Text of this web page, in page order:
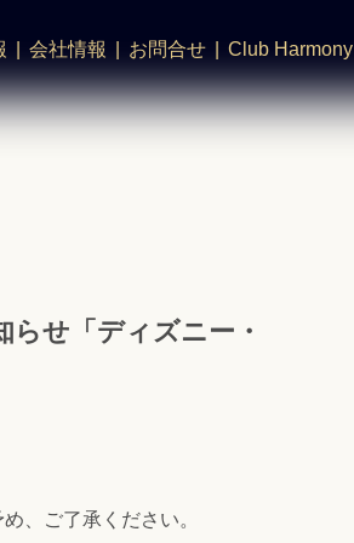
会社情報 お問合せ Club Harmony
せ「ディズニー・
、ご了承ください。